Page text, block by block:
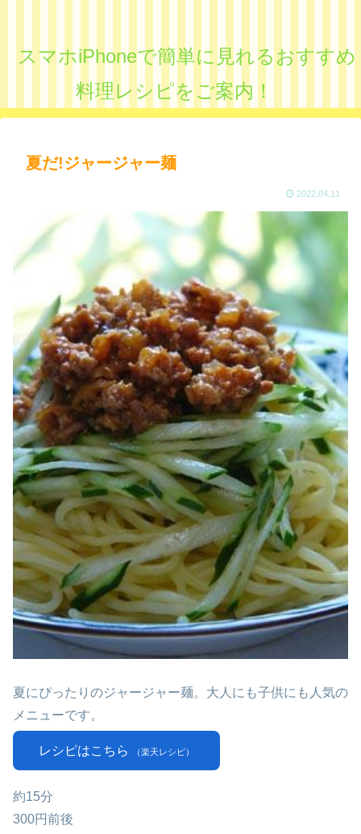
スマホiPhoneで簡単に見れるおすすめ
料理レシピをご案内！
夏だ!ジャージャー麺
2022.04.11
夏にぴったりのジャージャー麺。大人にも子供にも人気の
メニューです。
レシピはこちら （楽天レシピ）
約15分
300円前後